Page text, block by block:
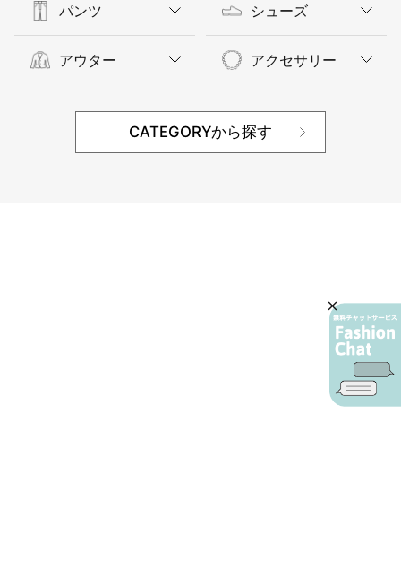
パンツ
アウター
シューズ
アクセサリー
CATEGORYから探す